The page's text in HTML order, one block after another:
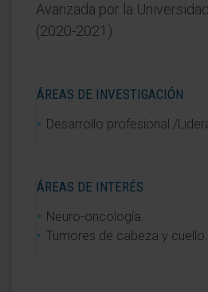
Avanzada por la
(2020-2021).
ÁREAS DE INVESTIGACIÓN
Desarrollo profesional /
ÁREAS DE INTERÉS
Neuro-oncología.
Tumores de cabeza y cuello.